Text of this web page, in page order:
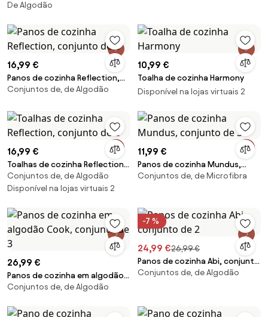
padrão floral Lulu
De Algodão
16,99 €
Panos de cozinha Reflection,
conjunto de 2
Conjuntos de, de Algodão
10,99 €
Toalha de cozinha Harmony
Disponível na lojas virtuais 2
16,99 €
Toalhas de cozinha Reflection,
conjunto de 2
Conjuntos de, de Algodão
Disponível na lojas virtuais 2
11,99 €
Panos de cozinha Mundus,
conjunto de 3
Conjuntos de, de Microfibra
26,99 €
Panos de cozinha em algodão
Cook, conjunto de 3
Conjuntos de, de Algodão
-7 %
24,99 €26,99 €
Panos de cozinha Abi, conjunto
de 2
Conjuntos de, de Algodão